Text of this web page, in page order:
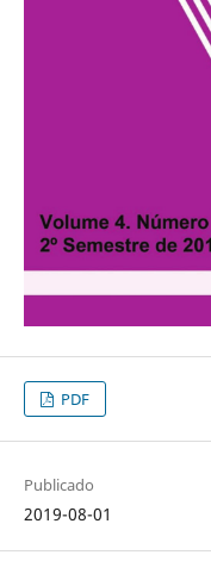
PDF
Publicado
2019-08-01